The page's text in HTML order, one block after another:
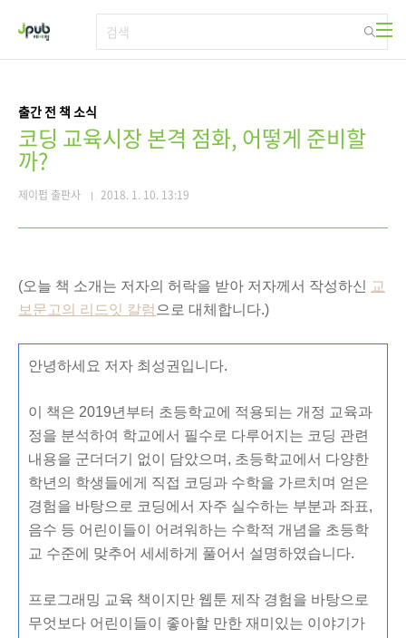
출간 전 책 소식
코딩 교육시장 본격 점화, 어떻게 준비할
까?
제이펍 출판사 2018. 1. 10. 13:19
(오늘 책 소개는 저자의 허락을 받아 저자께서 작성하신
교
보문고의 리드잇 칼럼 으로 대체합니다.)
안녕하세요 저자 최성권입니다.
이 책은 2019년부터 초등학교에 적용되는 개정 교육과
정을 분석하여 학교에서 필수로 다루어지는 코딩 관련
내용을 군더더기 없이 담았으며, 초등학교에서 다양한
학년의 학생들에게 직접 코딩과 수학을 가르치며 얻은
경험을 바탕으로 코딩에서 자주 실수하는 부분과 좌표,
음수 등 어린이들이 어려워하는 수학적 개념을 초등학
교 수준에 맞추어 세세하게 풀어서 설명하였습니다.
프로그래밍 교육 책이지만 웹툰 제작 경험을 바탕으로
무엇보다 어린이들이 좋아할 만한 재미있는 이야기가